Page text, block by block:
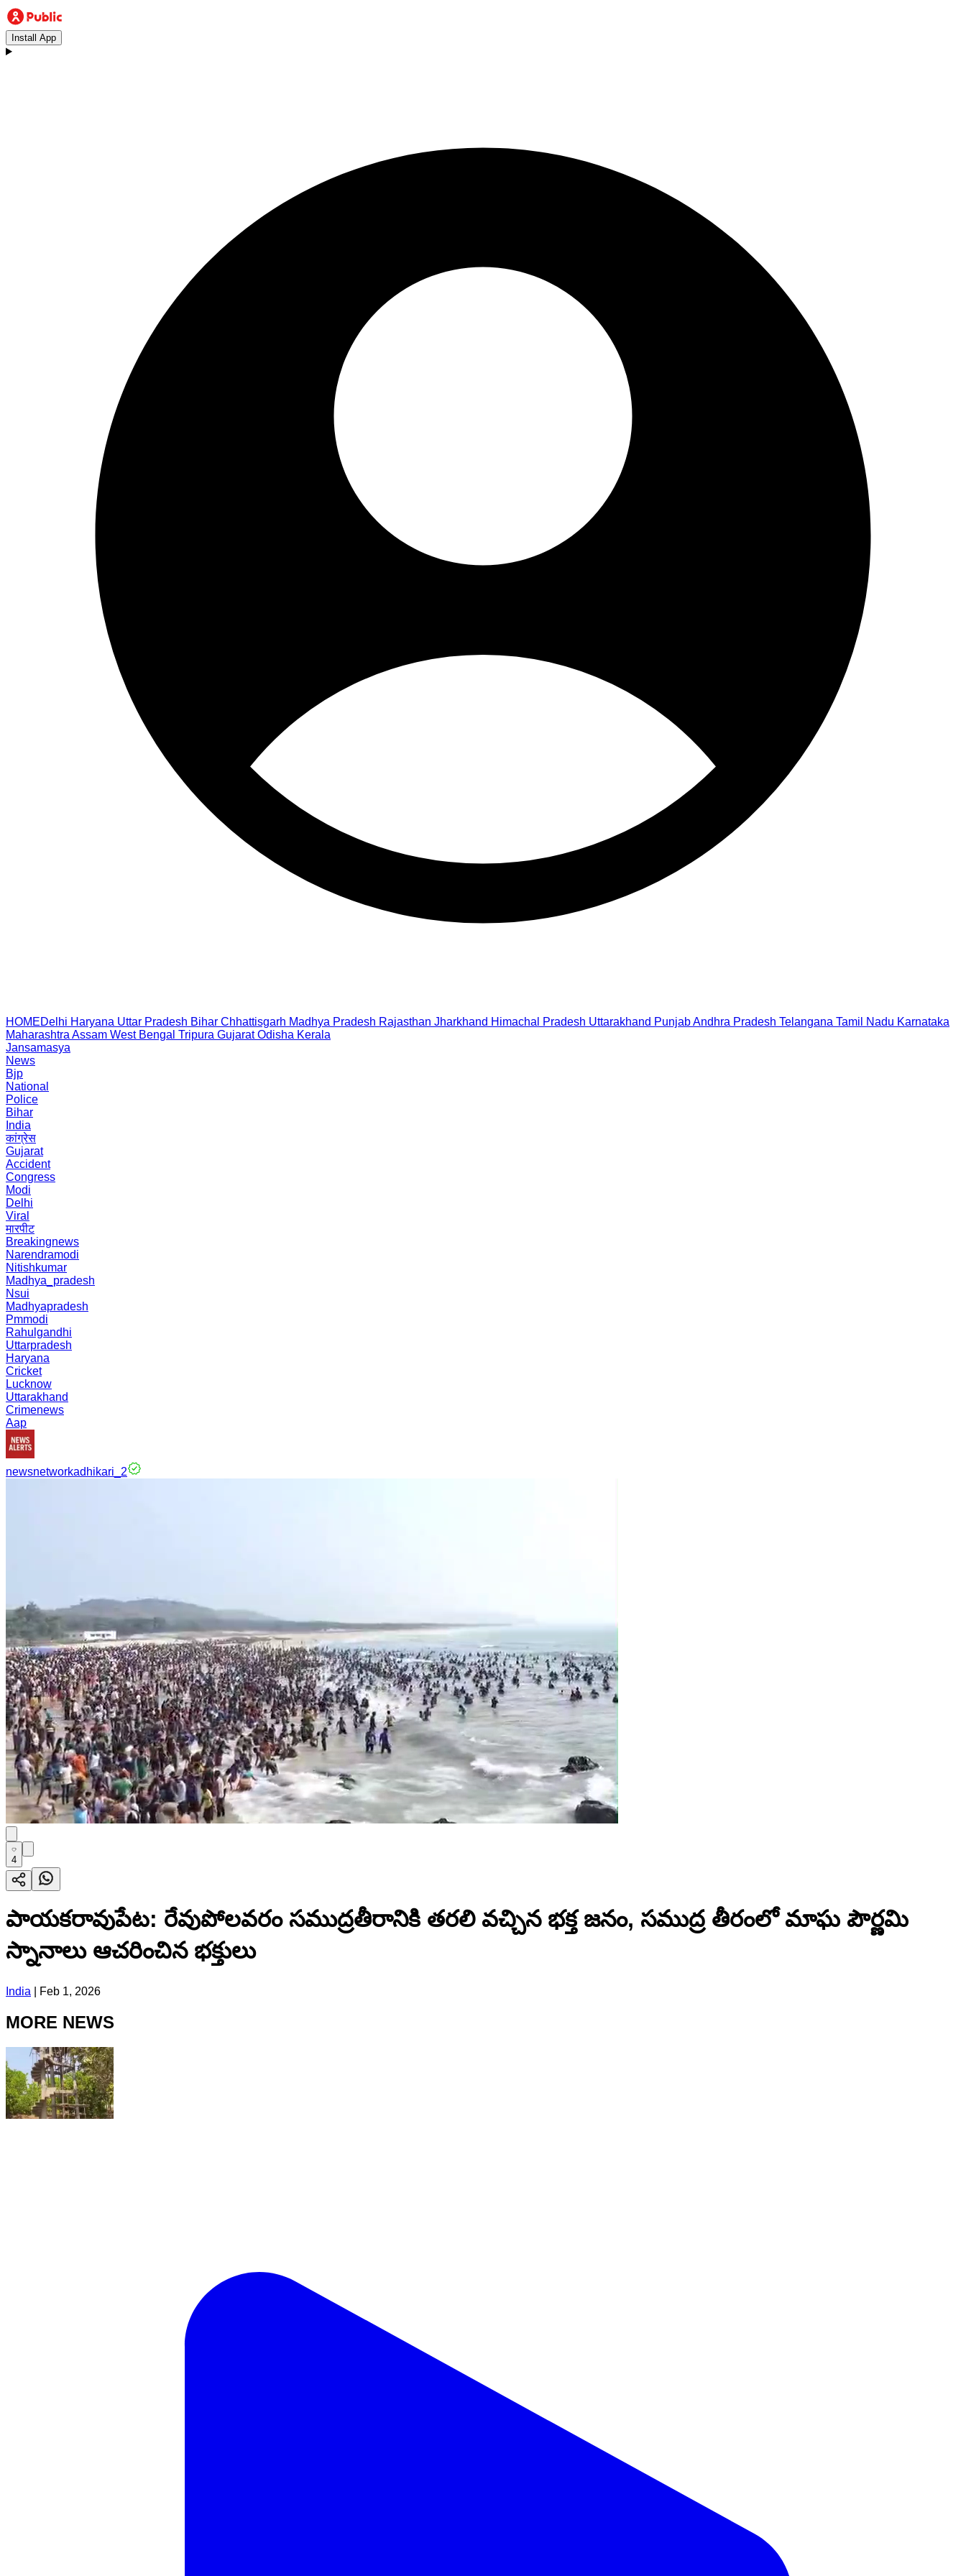
Install App
HOMEDelhi Haryana Uttar Pradesh Bihar Chhattisgarh Madhya Pradesh Rajasthan Jharkhand Himachal Pradesh Uttarakhand PunjabAndhra Pradesh Telangana Tamil Nadu Karnataka
Maharashtra Assam West Bengal Tripura Gujarat Odisha Kerala
Jansamasya
News
Bjp
National
Police
Bihar
India
कांग्रेस
Gujarat
Accident
Congress
Modi
Delhi
Viral
मारपीट
Breakingnews
Narendramodi
Nitishkumar
Madhya_pradesh
Nsui
Madhyapradesh
Pmmodi
Rahulgandhi
Uttarpradesh
Haryana
Cricket
Lucknow
Uttarakhand
Crimenews
Aap
newsnetworkadhikari_2
4
పాయకరావుపేట: రేవుపోలవరం సముద్రతీరానికి తరలి వచ్చిన భక్త జనం, సముద్ర తీరంలో మాఘ పౌర్ణమి
స్నానాలు ఆచరించిన భక్తులు
India Feb 1, 2026
MORE NEWS